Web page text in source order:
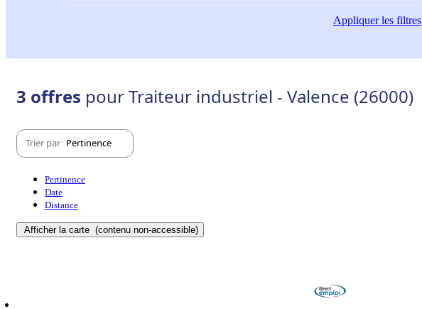
Appliquerles filtres
3 offres pour Traiteur industriel - Valence (26000)
Trier par Pertinence
Pertinence
Date
Distance
Afficher la carte (contenu non-accessible)